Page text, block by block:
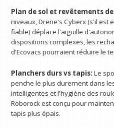
Plan de sol et revêtements
niveaux, Drene's Cyberx (s'il est
fiable) déplace l'aiguille
dispositions complexes, les
d'Ecovacs pourraient réduire le
Planchers durs vs tapis:Le
penche le plus durement dans
intelligentes et l'hygiène des
Roborock est conçu pour
tapis plus épais.